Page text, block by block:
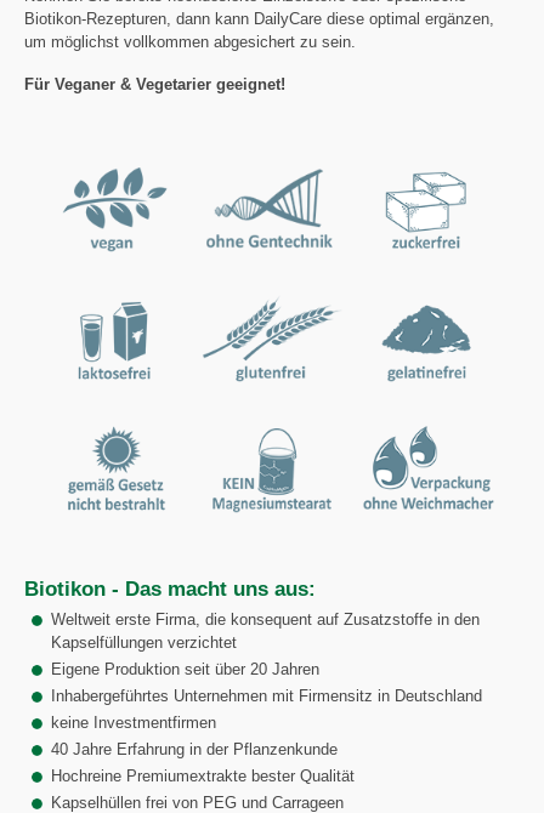
Biotikon-Rezepturen, dann kann DailyCare diese optimal ergänzen,
um möglichst vollkommen abgesichert zu sein.
Für Veganer & Vegetarier geeignet!
Biotikon - Das macht uns aus:
Weltweit erste Firma, die konsequent auf Zusatzstoffe in den
Kapselfüllungen verzichtet
Eigene Produktion seit über 20 Jahren
Inhabergeführtes Unternehmen mit Firmensitz in Deutschland
keine Investmentfirmen
40 Jahre Erfahrung in der Pflanzenkunde
Hochreine Premiumextrakte bester Qualität
Kapselhüllen frei von PEG und Carrageen